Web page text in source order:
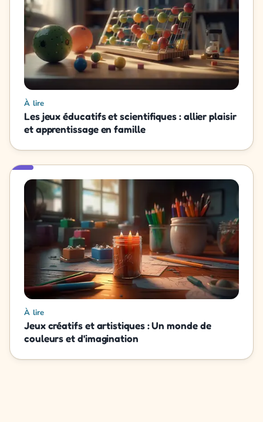
À lire
Les jeux éducatifs et scientifiques : allier plaisir
et apprentissage en famille
À lire
Jeux créatifs et artistiques : Un monde de
couleurs et d'imagination